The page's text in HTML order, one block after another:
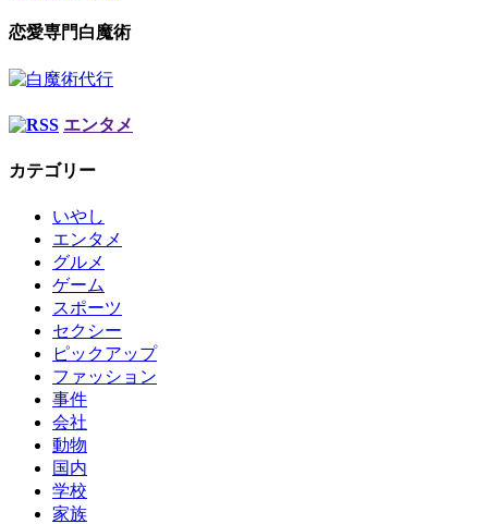
恋愛専門白魔術
エンタメ
カテゴリー
いやし
エンタメ
グルメ
ゲーム
スポーツ
セクシー
ピックアップ
ファッション
事件
会社
動物
国内
学校
家族